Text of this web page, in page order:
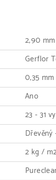
2,90 mm
Gerflor
0,35 mm
Ano
23 - 31
Dřevěný
2 kg /